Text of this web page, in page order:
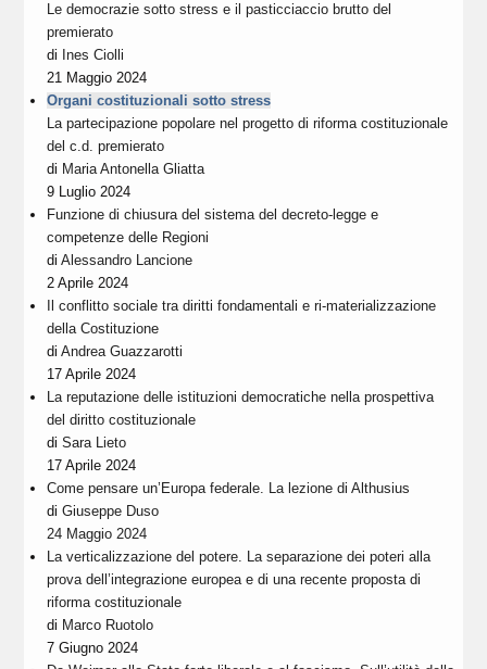
Le democrazie sotto stress e il pasticciaccio brutto del
premierato
di Ines Ciolli
21 Maggio 2024
Organi costituzionali sotto stress
La partecipazione popolare nel progetto di riforma costituzionale
del c.d. premierato
di Maria Antonella Gliatta
9 Luglio 2024
Funzione di chiusura del sistema del decreto-legge e
competenze delle Regioni
diAlessandro Lancione
2 Aprile 2024
Il conflitto sociale tra diritti fondamentali e ri-materializzazione
della Costituzione
diAndrea Guazzarotti
17 Aprile 2024
La reputazione delle istituzioni democratiche nella prospettiva
del diritto costituzionale
diSara Lieto
17 Aprile 2024
Come pensare un’Europa federale. La lezione di Althusius
diGiuseppe Duso
24 Maggio 2024
La verticalizzazione del potere. La separazione dei poteri alla
prova dell’integrazione europea e di una recente proposta di
riforma costituzionale
di Marco Ruotolo
7 Giugno 2024